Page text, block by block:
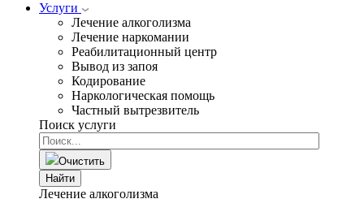
Услуги
Лечение алкоголизма
Лечение наркомании
Реабилитационный центр
Вывод из запоя
Кодирование
Наркологическая помощь
Частный вытрезвитель
Поиск услуги
Очистить
Найти
Лечение алкоголизма